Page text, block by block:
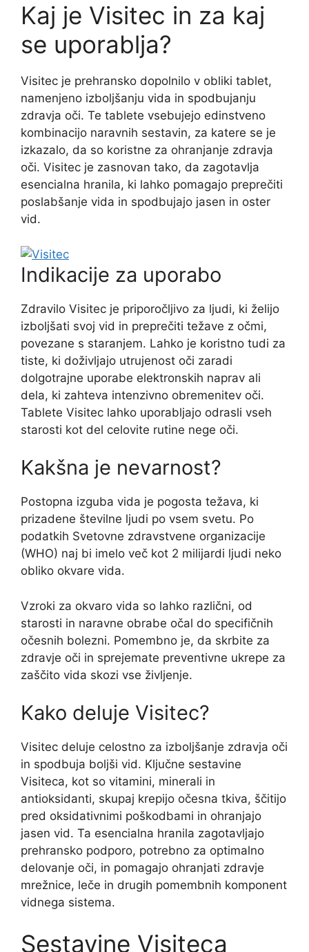
Kaj je Visitec in za kaj
se uporablja?
Visitec je prehransko dopolnilo v obliki tablet,
namenjeno izboljšanju vida in spodbujanju
zdravja oči. Te tablete vsebujejo edinstveno
kombinacijo naravnih sestavin, za katere se je
izkazalo, da so koristne za ohranjanje zdravja
oči. Visitec je zasnovan tako, da zagotavlja
esencialna hranila, ki lahko pomagajo preprečiti
poslabšanje vida in spodbujajo jasen in oster
vid.
Indikacije za uporabo
Zdravilo Visitec je priporočljivo za ljudi, ki želijo
izboljšati svoj vid in preprečiti težave z očmi,
povezane s staranjem. Lahko je koristno tudi za
tiste, ki doživljajo utrujenost oči zaradi
dolgotrajne uporabe elektronskih naprav ali
dela, ki zahteva intenzivno obremenitev oči.
Tablete Visitec lahko uporabljajo odrasli vseh
starosti kot del celovite rutine nege oči.
Kakšna je nevarnost?
Postopna izguba vida je pogosta težava, ki
prizadene številne ljudi po vsem svetu. Po
podatkih Svetovne zdravstvene organizacije
(WHO) naj bi imelo več kot 2 milijardi ljudi neko
obliko okvare vida.
Vzroki za okvaro vida so lahko različni, od
starosti in naravne obrabe očal do specifičnih
očesnih bolezni. Pomembno je, da skrbite za
zdravje oči in sprejemate preventivne ukrepe za
zaščito vida skozi vse življenje.
Kako deluje Visitec?
Visitec deluje celostno za izboljšanje zdravja oči
in spodbuja boljši vid. Ključne sestavine
Visiteca, kot so vitamini, minerali in
antioksidanti, skupaj krepijo očesna tkiva, ščitijo
pred oksidativnimi poškodbami in ohranjajo
jasen vid. Ta esencialna hranila zagotavljajo
prehransko podporo, potrebno za optimalno
delovanje oči, in pomagajo ohranjati zdravje
mrežnice, leče in drugih pomembnih komponent
vidnega sistema.
Sestavine Visiteca